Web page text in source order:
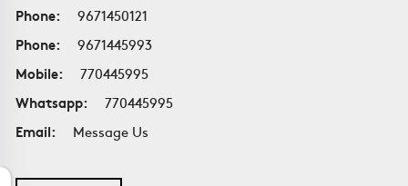
Phone:
9671450121
Phone:
9671445993
Mobile:
770445995
Whatsapp:
770445995
Email:
Message Us